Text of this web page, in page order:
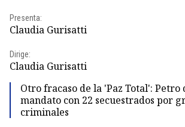
Presenta:
Claudia Gurisatti
Dirige:
Claudia Gurisatti
Otro fracaso de la 'Paz Total': Petro
mandato con 22 secuestrados por
criminales